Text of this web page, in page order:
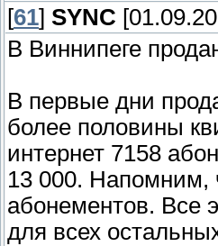
[61] SYNC
В Виннипеге
В первые дни
более половины
интернет 7158
13 000. Напомним,
абонементов. Все
для всех